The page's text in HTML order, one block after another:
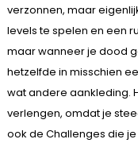
verzonnen, maar
levels te spelen en een
maar wanneer je dood
hetzelfde in misschien
wat andere aankleding.
verlengen, omdat je
ook de Challenges die